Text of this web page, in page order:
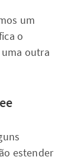
um
o
outra
estender